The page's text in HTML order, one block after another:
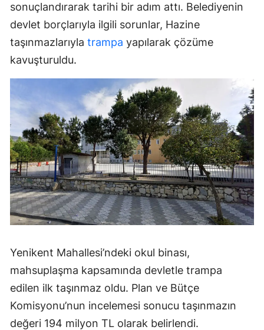
sonuçlandırarak tarihi bir adım attı. Belediyenin
devlet borçlarıyla ilgili sorunlar, Hazine
taşınmazlarıyla trampa yapılarak çözüme
kavuşturuldu.
Yenikent Mahallesi’ndeki okul binası,
mahsuplaşma kapsamında devletle trampa
edilen ilk taşınmaz oldu. Plan ve Bütçe
Komisyonu’nun incelemesi sonucu taşınmazın
değeri 194 milyon TL olarak belirlendi.